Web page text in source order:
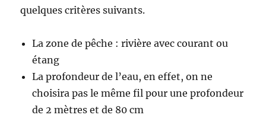
quelques critères suivants.
La zone de pêche : rivière avec courant ou
étang
La profondeur de l’eau, en effet, on ne
choisira pas le même fil pour une profondeur
de 2 mètres et de 80 cm